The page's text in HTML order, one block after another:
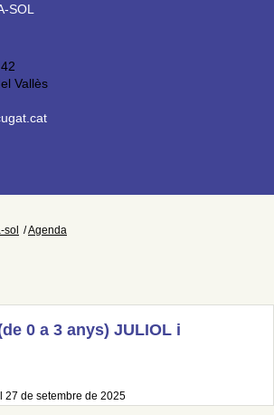
SOL
Vallès
sol Agenda
0 a 3 anys) JULIOL i
27 de setembre de 2025